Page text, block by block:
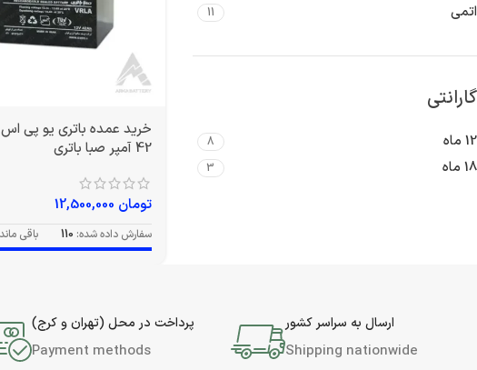
اتمی 11
گارانتی
12 ماه 8
18 ماه 3
42 آمپر صبا باتری
تومان
سفارش داده شده: 110 باقی
ارسال به سراسر کشور
Shipping nationwide
پرداخت در محل (تهران و کرج)
Payment methods